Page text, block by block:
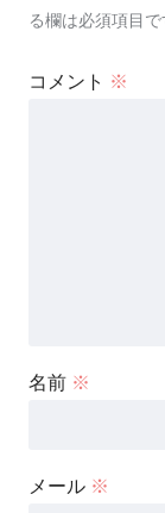
る欄は必須項目で
コメント ※
名前 ※
メール ※